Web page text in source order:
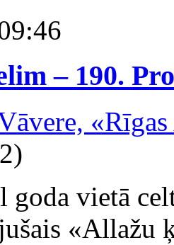
– 190.
goda vietā
«Allažu